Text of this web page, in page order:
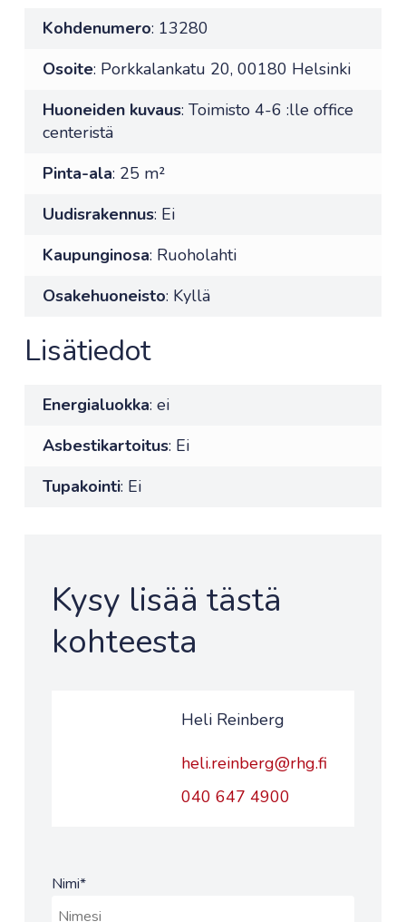
Kohdenumero: 13280
Osoite: Porkkalankatu 20, 00180 Helsinki
Huoneiden kuvaus: Toimisto 4-6 :lle office
centeristä
Pinta-ala: 25 m²
Uudisrakennus: Ei
Kaupunginosa: Ruoholahti
Osakehuoneisto: Kyllä
Lisätiedot
Energialuokka: ei
Asbestikartoitus: Ei
Tupakointi: Ei
Kysy lisää tästä
kohteesta
Heli Reinberg
heli.reinberg@rhg.fi
040 647 4900
Nimi*